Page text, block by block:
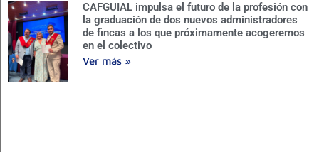
CAFGUIAL impulsa el futuro de la profesión con
la graduación de dos nuevos administradores
de fincas a los que próximamente acogeremos
en el colectivo
Ver más »